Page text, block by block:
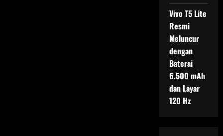
Vivo T5 Lite
Resmi
Meluncur
dengan
Baterai
6.500 mAh
dan Layar
120 Hz